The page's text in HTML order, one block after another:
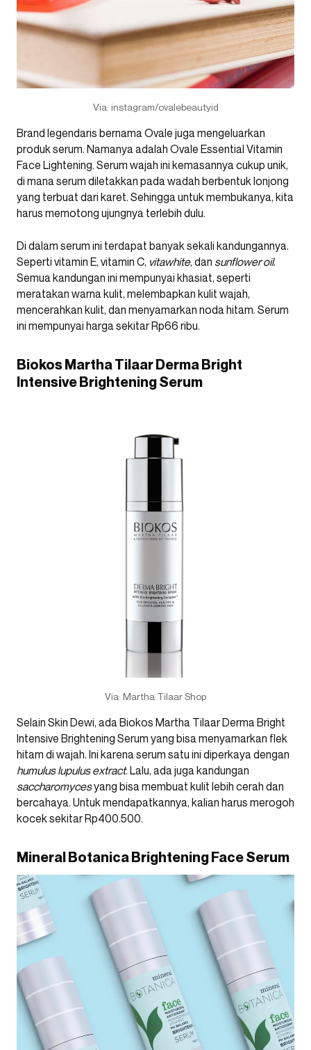
Via: instagram/ovalebeautyid
Brand legendaris bernama Ovale juga mengeluarkan
produk serum. Namanya adalah Ovale Essential Vitamin
Face Lightening. Serum wajah ini kemasannya cukup unik,
di mana serum diletakkan pada wadah berbentuk lonjong
yang terbuat dari karet. Sehingga untuk membukanya, kita
harus memotong ujungnya terlebih dulu.
Di dalam serum ini terdapat banyak sekali kandungannya.
Seperti vitamin E, vitamin C, vitawhite, dan sunflower oil.
Semua kandungan ini mempunyai khasiat, seperti
meratakan warna kulit, melembapkan kulit wajah,
mencerahkan kulit, dan menyamarkan noda hitam. Serum
ini mempunyai harga sekitar Rp66 ribu.
Biokos Martha Tilaar Derma Bright
Intensive Brightening Serum
Via: Martha Tilaar Shop
Selain Skin Dewi, ada Biokos Martha Tilaar Derma Bright
Intensive Brightening Serum yang bisa menyamarkan flek
hitam di wajah. Ini karena serum satu ini diperkaya dengan
humulus lupulus extract. Lalu, ada juga kandungan
saccharomycesyang bisa membuat kulit lebih cerah dan
bercahaya. Untuk mendapatkannya, kalian harus merogoh
kocek sekitar Rp400.500.
Mineral Botanica Brightening Face Serum